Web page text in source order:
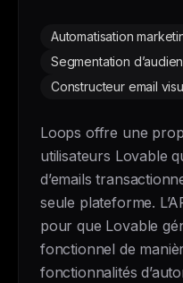
Automatisation
Segmentation
Constructeur email
Loops offre une
utilisateurs Lovable
d’emails
seule plateforme.
pour que Lovable
fonctionnel de
fonctionnalités